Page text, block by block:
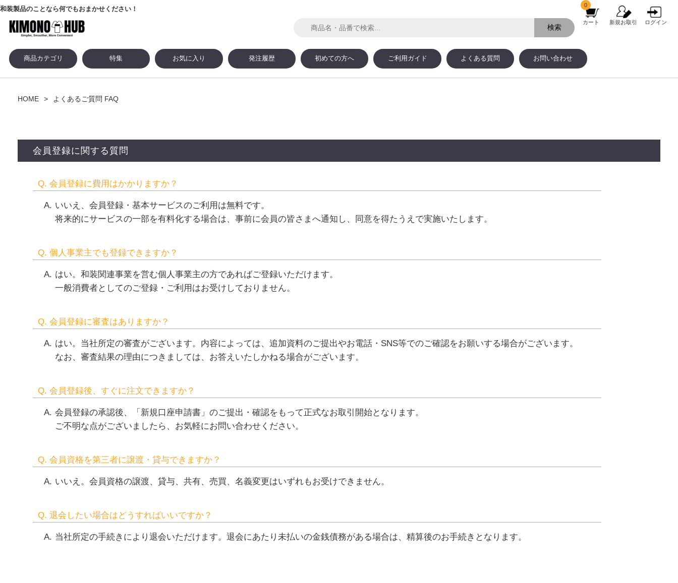
和装製品のことなら何でもおまかせください！ 0
カート 新規お取引 ログイン
商品カテゴリ 特集 お気に入り 発注履歴 初めての方へ ご利用ガイド よくある質問 お問い合わせ
HOME よくあるご質問 FAQ
会員登録に関する質問
Q. 会員登録に費用はかかりますか？
いいえ、会員登録・基本サービスのご利用は無料です。
将来的にサービスの一部を有料化する場合は、事前に会員の皆さまへ通知し、同意を得たうえで実施いたします。
Q. 個人事業主でも登録できますか？
はい。和装関連事業を営む個人事業主の方であればご登録いただけます。
一般消費者としてのご登録・ご利用はお受けしておりません。
Q. 会員登録に審査はありますか？
はい。当社所定の審査がございます。内容によっては、追加資料のご提出やお電話・SNS等でのご確認をお願いする場合がございます。
なお、審査結果の理由につきましては、お答えいたしかねる場合がございます。
Q. 会員登録後、すぐに注文できますか？
会員登録の承認後、「新規口座申請書」のご提出・確認をもって正式なお取引開始となります。
ご不明な点がございましたら、お気軽にお問い合わせください。
Q. 会員資格を第三者に譲渡・貸与できますか？
いいえ。会員資格の譲渡、貸与、共有、売買、名義変更はいずれもお受けできません。
Q. 退会したい場合はどうすればいいですか？
当社所定の手続きにより退会いただけます。退会にあたり未払いの金銭債務がある場合は、精算後のお手続きとなります。